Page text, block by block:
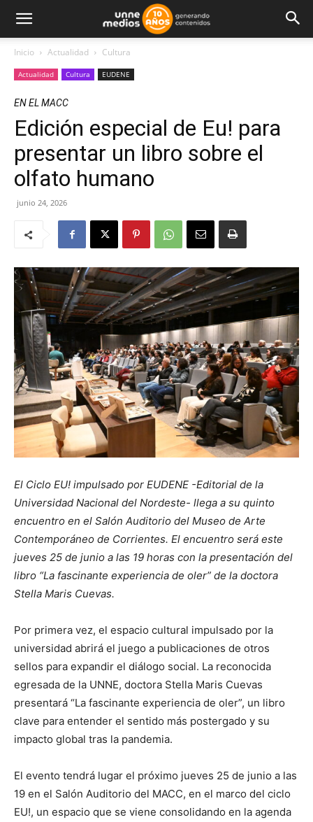
Inicio Actualidad Cultura
Actualidad Cultura EUDENE
EN EL MACC
Edición especial de Eu! para
presentar un libro sobre el
olfato humano
junio 24, 2026
El Ciclo EU! impulsado por EUDENE -Editorial de la
Universidad Nacional del Nordeste- llega a su quinto
encuentro en el Salón Auditorio del Museo de Arte
Contemporáneo de Corrientes. El encuentro será este
jueves 25 de junio a las 19 horas con la presentación del
libro “La fascinante experiencia de oler” de la doctora
Stella Maris Cuevas.
Por primera vez, el espacio cultural impulsado por la
universidad abrirá el juego a publicaciones de otros
sellos para expandir el diálogo social. La reconocida
egresada de la UNNE, doctora Stella Maris Cuevas
presentará “La fascinante experiencia de oler”, un libro
clave para entender el sentido más postergado y su
impacto global tras la pandemia.
El evento tendrá lugar el próximo jueves 25 de junio a las
19 en el Salón Auditorio del MACC, en el marco del ciclo
EU!, un espacio que se viene consolidando en la agenda